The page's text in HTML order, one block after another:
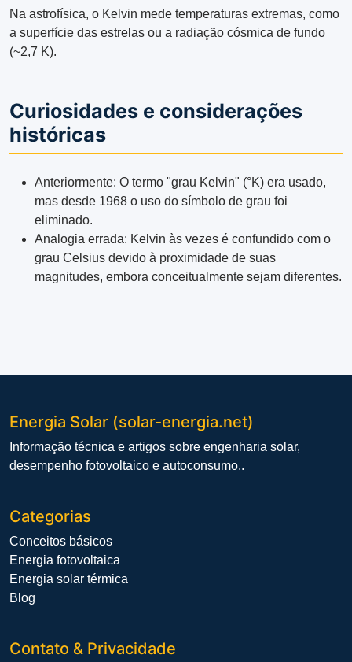
Na astrofísica, o Kelvin mede temperaturas extremas, como
a superfície das estrelas ou a radiação cósmica de fundo
(~2,7 K).
Curiosidades e considerações
históricas
Anteriormente: O termo "grau Kelvin" (°K) era usado,
mas desde 1968 o uso do símbolo de grau foi
eliminado.
Analogia errada: Kelvin às vezes é confundido com o
grau Celsius devido à proximidade de suas
magnitudes, embora conceitualmente sejam diferentes.
Energia Solar (solar-energia.net)
Informação técnica e artigos sobre engenharia solar,
desempenho fotovoltaico e autoconsumo..
Categorias
Conceitos básicos
Energia fotovoltaica
Energia solar térmica
Blog
Contato & Privacidade